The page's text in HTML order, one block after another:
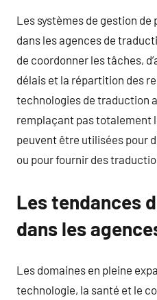
Les systèmes de gestion
dans les agences de
de coordonner les tâches,
délais et la répartition des
technologies de traduction
remplaçant pas totalement
peuvent être utilisées pour
ou pour fournir des
Les tendances
dans les
Les domaines en pleine
technologie, la santé et le